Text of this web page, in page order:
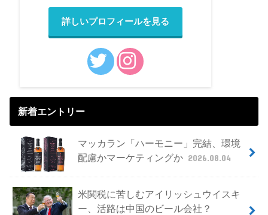
詳しいプロフィールを見る
新着エントリー
マッカラン「ハーモニー」完結、環境
配慮かマーケティングか 2026.08.04
米関税に苦しむアイリッシュウイスキ
ー、活路は中国のビール会社？